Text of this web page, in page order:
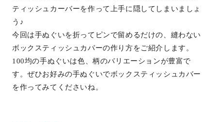
ティッシュカーバーを作って上手に隠してしまいましょ
う♪
今回は手ぬぐいを折ってピンで留めるだけの、縫わない
ボックスティッシュカバーの作り方をご紹介します。
100均の手ぬぐいは色、柄のバリエーションが豊富で
す。ぜひお好みの手ぬぐいでボックスティッシュカバー
を作ってみてくださいね。